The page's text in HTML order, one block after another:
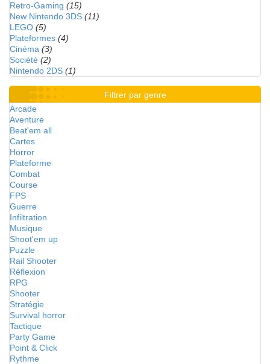
Retro-Gaming (15)
New Nintendo 3DS (11)
LEGO (5)
Plateformes (4)
Cinéma (3)
Société (2)
Nintendo 2DS (1)
Filtrer par genre
Arcade
Aventure
Beat'em all
Cartes
Horror
Plateforme
Combat
Course
FPS
Guerre
Infiltration
Musique
Shoot'em up
Puzzle
Rail Shooter
Réflexion
RPG
Shooter
Stratégie
Survival horror
Tactique
Party Game
Point & Click
Rythme